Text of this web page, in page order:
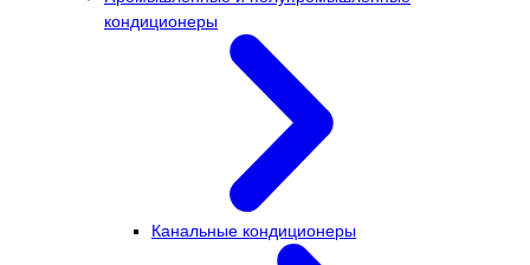
кондиционеры
Канальные кондиционеры